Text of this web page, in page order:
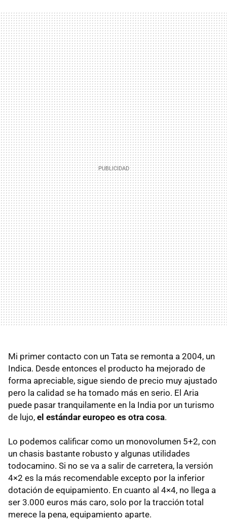
Mi primer contacto con un Tata se remonta a 2004, un
Indica. Desde entonces el producto ha mejorado de
forma apreciable, sigue siendo de precio muy ajustado
pero la calidad se ha tomado más en serio. El Aria
puede pasar tranquilamente en la India por un turismo
de lujo, el estándar europeo es otra cosa.
Lo podemos calificar como un monovolumen 5+2, con
un chasis bastante robusto y algunas utilidades
todocamino. Si no se va a salir de carretera, la versión
4×2 es la más recomendable excepto por la inferior
dotación de equipamiento. En cuanto al 4×4, no llega a
ser 3.000 euros más caro, solo por la tracción total
merece la pena, equipamiento aparte.